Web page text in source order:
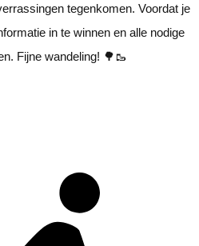
tegenkomen. Voordat je
in te winnen en alle nodige
Fijne wandeling! 🌳🥾